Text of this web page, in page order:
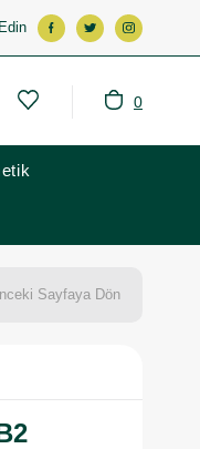
0
Sayfaya Dön